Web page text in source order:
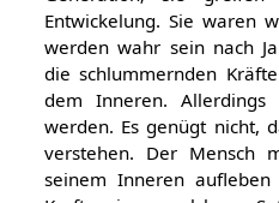
Entwickelung. Sie waren
werden wahr sein nach
die schlummernden
dem Inneren.
werden. Es genügt nicht,
verstehen. Der Mensch
seinem Inneren